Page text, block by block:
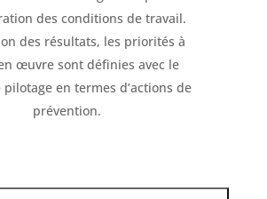
des conditions de travail.
des résultats, les priorités à
œuvre sont définies avec le
en termes d’actions de
prévention.